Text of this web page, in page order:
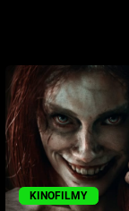
KINOFILMY